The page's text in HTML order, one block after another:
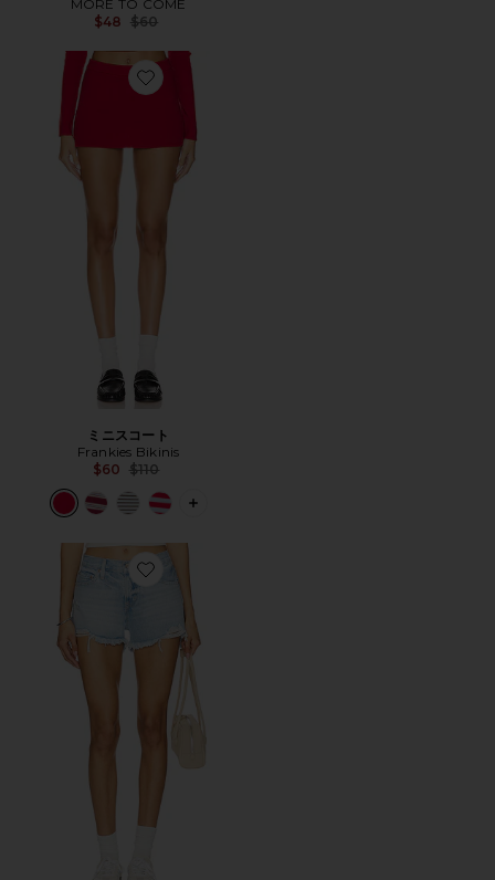
MORE TO COME
$48 Previous price:
$60
Favorite ミニスコート
ミニスコート
Frankies Bikinis
$60 Previous price:
$110
PLUS ICON TO SEE MORE OPTIONS
Favorite GIGI ショートパンツ